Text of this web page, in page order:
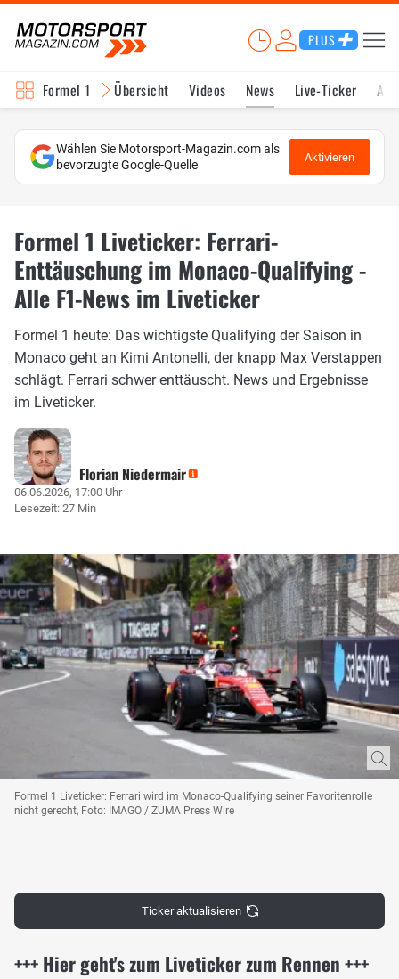
PLUS
Formel 1 Übersicht Videos News Live-Ticker
Wählen Sie Motorsport-Magazin.com als
bevorzugte Google-Quelle
Aktivieren
Formel 1 Liveticker: Ferrari-
Enttäuschung im Monaco-Qualifying -
Alle F1-News im Liveticker
Formel 1 heute: Das wichtigste Qualifying der Saison in
Monaco geht an Kimi Antonelli, der knapp Max Verstappen
schlägt. Ferrari schwer enttäuscht. News und Ergebnisse
im Liveticker.
Florian Niedermair
06.06.2026, 17:00 Uhr
Lesezeit: 27 Min
Formel 1 Liveticker: Ferrari wird im Monaco-Qualifying seiner Favoritenrolle
nicht gerecht, Foto: IMAGO / ZUMA Press Wire
Ticker aktualisieren
+++ Hier geht's zum Liveticker zum Rennen +++